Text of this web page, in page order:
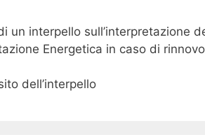
un interpello sull’interpretazione
Energetica in caso di
dell’interpello